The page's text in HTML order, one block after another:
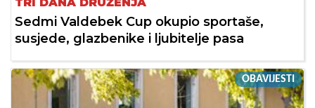
Sedmi Valdebek Cup okupio sportaše,
susjede, glazbenike i ljubitelje pasa
OBAVIJESTI